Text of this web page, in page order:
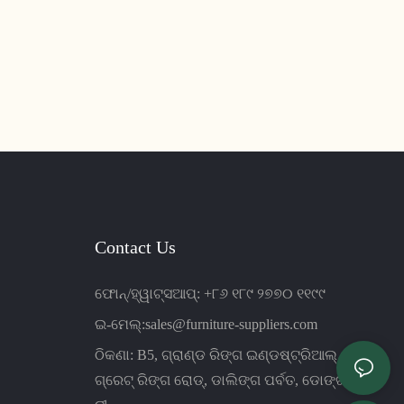
Contact Us
ଫୋନ୍/ହ୍ୱାଟ୍ସଆପ୍: +୮୬ ୧୮୯ ୨୭୭୦ ୧୧୯୯
ଇ-ମେଲ୍:sales@furniture-suppliers.com
ଠିକଣା: B5, ଗ୍ରାଣ୍ଡ ରିଙ୍ଗ ଇଣ୍ଡଷ୍ଟ୍ରିଆଲ୍ ପାର୍କ,
ଗ୍ରେଟ୍ ରିଙ୍ଗ ରୋଡ୍, ଡାଲିଙ୍ଗ ପର୍ବତ, ଡୋଙ୍ଗଗୁଆନ୍,